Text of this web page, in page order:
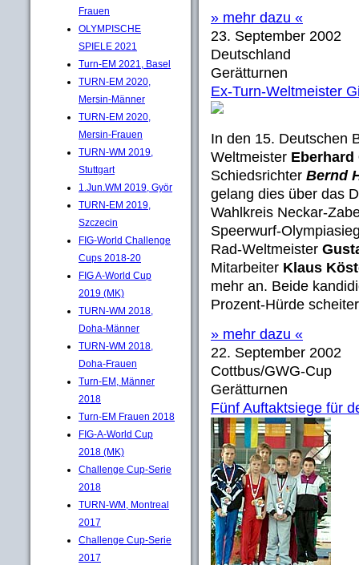
Frauen
OLYMPISCHE
SPIELE 2021
Turn-EM 2021, Basel
TURN-EM 2020,
Mersin-Männer
TURN-EM 2020,
Mersin-Frauen
TURN-WM 2019,
Stuttgart
1.Jun.WM 2019, Györ
TURN-EM 2019,
Szczecin
FIG-World Challenge
Cups 2018-20
FIG A-World Cup
2019 (MK)
TURN-WM 2018,
Doha-Männer
TURN-WM 2018,
Doha-Frauen
Turn-EM, Männer
2018
Turn-EM Frauen 2018
FIG-A-World Cup
2018 (MK)
Challenge Cup-Serie
2018
TURN-WM, Montreal
2017
Challenge Cup-Serie
2017
» mehr dazu «
23. September 2002
Deutschland
Gerätturnen
Ex-Turn-Weltmeister
In den 15. Deutschen
Weltmeister Eberhard
Schiedsrichter Bernd
gelang dies über das
Wahlkreis Neckar-
Speerwurf-
Rad-Weltmeister
Mitarbeiter Klaus
mehr an. Beide
Prozent-Hürde
» mehr dazu «
22. September 2002
Cottbus/GWG-Cup
Gerätturnen
Fünf Auftaktsiege für